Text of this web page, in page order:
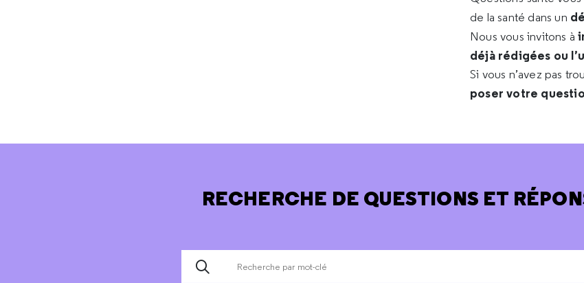
de la santé dans un
Nous vous invitons à
déjà rédigées ou
Si vous n’avez pas
poser votre
RECHERCHE DE QUESTIONS ET